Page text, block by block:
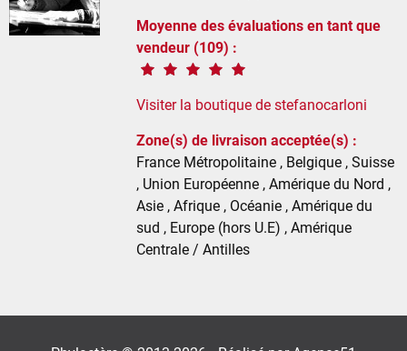
Moyenne des évaluations en tant que
vendeur (109) :
Visiter la boutique de stefanocarloni
Zone(s) de livraison acceptée(s) :
France Métropolitaine , Belgique , Suisse
, Union Européenne , Amérique du Nord ,
Asie , Afrique , Océanie , Amérique du
sud , Europe (hors U.E) , Amérique
Centrale / Antilles